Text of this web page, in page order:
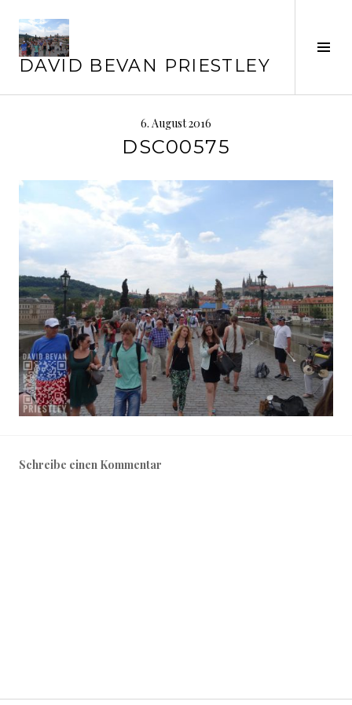
zum
Inhalt
DAVID BEVAN PRIESTLEY
6. August 2016
DSC00575
Schreibe einen Kommentar